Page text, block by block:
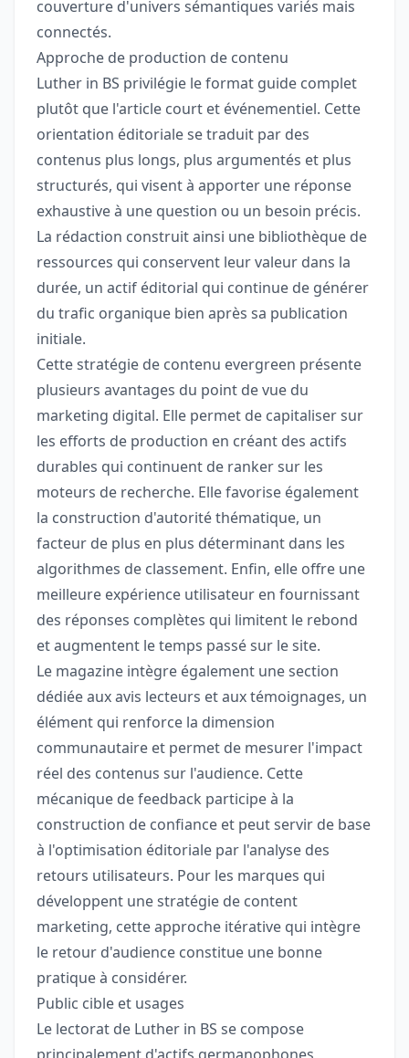
couverture d'univers sémantiques variés mais
connectés.
Approche de production de contenu
Luther in BS privilégie le format guide complet
plutôt que l'article court et événementiel. Cette
orientation éditoriale se traduit par des
contenus plus longs, plus argumentés et plus
structurés, qui visent à apporter une réponse
exhaustive à une question ou un besoin précis.
La rédaction construit ainsi une bibliothèque de
ressources qui conservent leur valeur dans la
durée, un actif éditorial qui continue de générer
du trafic organique bien après sa publication
initiale.
Cette stratégie de contenu evergreen présente
plusieurs avantages du point de vue du
marketing digital. Elle permet de capitaliser sur
les efforts de production en créant des actifs
durables qui continuent de ranker sur les
moteurs de recherche. Elle favorise également
la construction d'autorité thématique, un
facteur de plus en plus déterminant dans les
algorithmes de classement. Enfin, elle offre une
meilleure expérience utilisateur en fournissant
des réponses complètes qui limitent le rebond
et augmentent le temps passé sur le site.
Le magazine intègre également une section
dédiée aux avis lecteurs et aux témoignages, un
élément qui renforce la dimension
communautaire et permet de mesurer l'impact
réel des contenus sur l'audience. Cette
mécanique de feedback participe à la
construction de confiance et peut servir de base
à l'optimisation éditoriale par l'analyse des
retours utilisateurs. Pour les marques qui
développent une stratégie de content
marketing, cette approche itérative qui intègre
le retour d'audience constitue une bonne
pratique à considérer.
Public cible et usages
Le lectorat de Luther in BS se compose